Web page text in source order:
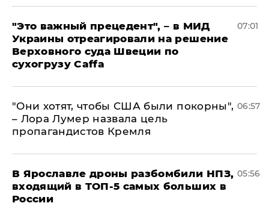
"Это важный прецедент", – в МИД
Украины отреагировали на решение
Верховного суда Швеции по
сухогрузу Caffa
07:01
"Они хотят, чтобы США были покорны",
– Лора Лумер назвала цель
пропагандистов Кремля
06:57
В Ярославле дроны разбомбили НПЗ,
входящий в ТОП-5 самых больших в
России
05:56